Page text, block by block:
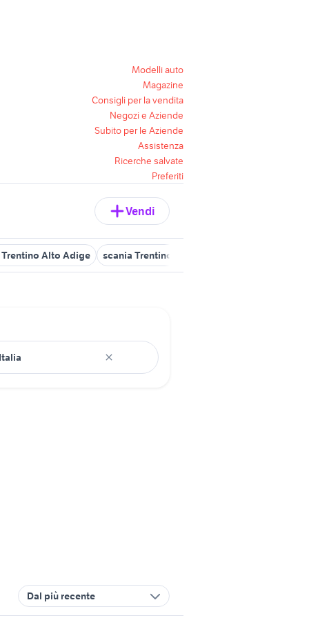
Modelli auto
Magazine
Consigli per la vendita
Negozi e Aziende
Subito per le Aziende
Assistenza
Ricerche salvate
Preferiti
Vendi
Alto Adige scania Trentino Alto Adige
Dal più recente